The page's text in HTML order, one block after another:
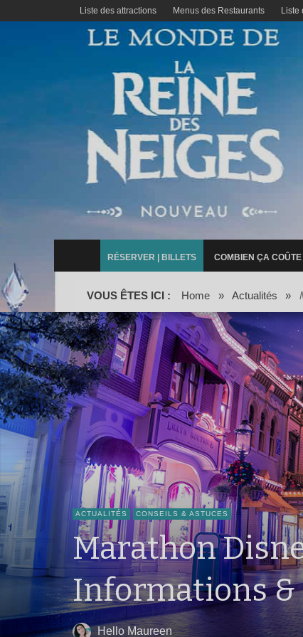
Liste des attractions Menus des Restaurants Liste
RÉSERVER | BILLETS COMBIEN ÇA COÛTE
VOUS ÊTES ICI : Home » Actualités »
ACTUALITÉS CONSEILS & ASTUCES
Marathon
Informations &
Hello Maureen